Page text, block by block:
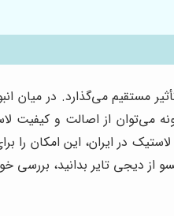
مستقیم می‌گذارد. در میان
می‌توان از اصالت و کیفیت
در ایران، این امکان را
از دیجی تایر بدانید، بررسی